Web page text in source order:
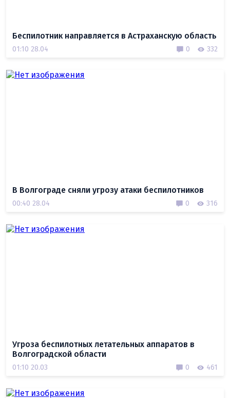
Беспилотник направляется в Астраханскую область
01:10 28.04 0 332
В Волгограде сняли угрозу атаки беспилотников
00:40 28.04 0 316
Угроза беспилотных летательных аппаратов в
Волгоградской области
01:10 20.03 0 461